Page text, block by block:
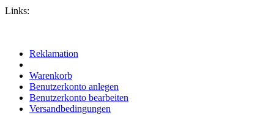
Links:
Reklamation
Warenkorb
Benutzerkonto anlegen
Benutzerkonto bearbeiten
Versandbedingungen